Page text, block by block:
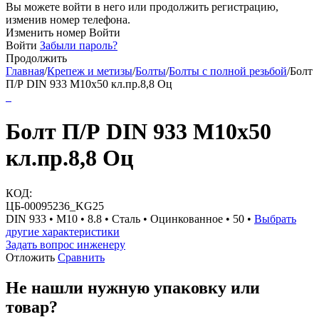
Вы можете войти в него или продолжить регистрацию,
изменив номер телефона.
Изменить номер Войти
Войти Забыли пароль?
Продолжить
Главная/Крепеж и метизы/Болты/Болты с полной резьбой/Болт
П/Р DIN 933 М10х50 кл.пр.8,8 Оц
Болт П/Р DIN 933 М10х50
кл.пр.8,8 Оц
КОД:
ЦБ-00095236_KG25
DIN 933 • М10 • 8.8 • Сталь • Оцинкованное • 50 • Выбрать
другие характеристики
Задать вопрос инженеру
Отложить Сравнить
Не нашли нужную упаковку или
товар?